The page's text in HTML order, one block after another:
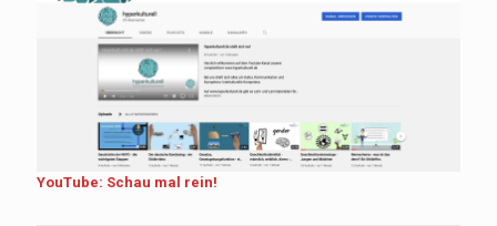
YouTube: Schau mal rein!